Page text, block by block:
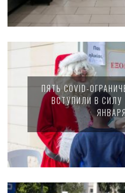
ПЯТЬ COVID-
ВСТУПИЛИ В СИЛУ
ЯНВАРЯ